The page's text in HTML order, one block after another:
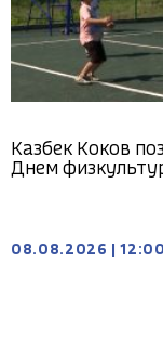
Казбек Коков
Днем
08.08.2026 12:00